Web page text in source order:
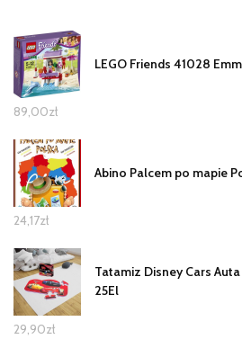
LEGO Friends 41028
89,00zł
Abino Palcem po mapie
24,17zł
Tatamiz Disney Cars
25El
29,90zł